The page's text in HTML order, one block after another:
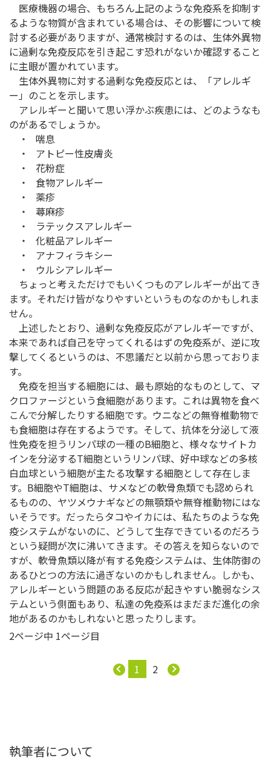
医療機器の場合、もちろん上記のような免疫系を抑制す
るような物質が含まれている場合は、その影響について検
討する必要がありますが、通常検討するのは、生体外異物
に過剰な免疫反応を引き起こす恐れがないか確認すること
に主眼が置かれています。
生体外異物に対する過剰な免疫反応とは、「アレルギ
ー」のことを示します。
アレルギーと聞いて思い浮かぶ疾患には、どのようなも
のがあるでしょうか。
・ 喘息
・ アトピー性皮膚炎
・ 花粉症
・ 食物アレルギー
・ 薬疹
・ 蕁麻疹
・ ラテックスアレルギー
・ 化粧品アレルギー
・ アナフィラキシー
・ ウルシアレルギー
ちょっと考えただけでもいくつものアレルギーが出てき
ます。それだけ皆がなりやすいというものなのかもしれま
せん。
上述したとおり、過剰な免疫反応がアレルギーですが、
本来であれば自己を守ってくれるはずの免疫系が、逆に攻
撃してくるというのは、不思議だと以前から思っておりま
す。
免疫を担当する細胞には、最も原始的なものとして、マ
クロファージという食細胞があります。これは異物を食べ
こんで分解したりする細胞です。ウニなどの無脊椎動物で
も食細胞は存在するようです。そして、抗体を分泌して液
性免疫を担うリンパ球の一種のB細胞と、様々なサイトカ
インを分泌するT細胞というリンパ球、好中球などの多核
白血球という細胞が主たる攻撃する細胞として存在しま
す。B細胞やT細胞は、サメなどの軟骨魚類でも認められ
るものの、ヤツメウナギなどの無顎類や無脊椎動物にはな
いそうです。だったらタコやイカには、私たちのような免
疫システムがないのに、どうして生存できているのだろう
という疑問が次に沸いてきます。その答えを知らないので
すが、軟骨魚類以降が有する免疫システムは、生体防御の
あるひとつの方法に過ぎないのかもしれません。しかも、
アレルギーという問題のある反応が起きやすい脆弱なシス
テムという側面もあり、私達の免疫系はまだまだ進化の余
地があるのかもしれないと思ったりします。
2ページ中 1ページ目
1 2
執筆者について